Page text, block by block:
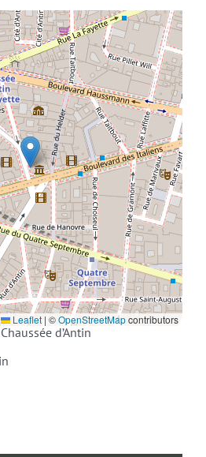
Leaflet | ©OpenStreetMapcontributors
d’Antin